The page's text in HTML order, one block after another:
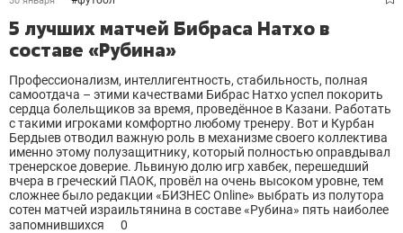
5 лучших матчей Бибраса Натхо в
составе «Рубина»
Профессионализм, интеллигентность, стабильность, полная
самоотдача – этими качествами Бибрас Натхо успел покорить
сердца болельщиков за время, проведённое в Казани. Работать
с такими игроками комфортно любому тренеру. Вот и Курбан
Бердыев отводил важную роль в механизме своего коллектива
именно этому полузащитнику, который полностью оправдывал
тренерское доверие. Львиную долю игр хавбек, перешедший
вчера в греческий ПАОК, провёл на очень высоком уровне, тем
сложнее было редакции «БИЗНЕС Online» выбрать из полутора
сотен матчей израильтянина в составе «Рубина» пять наиболее
запомнившихся
0